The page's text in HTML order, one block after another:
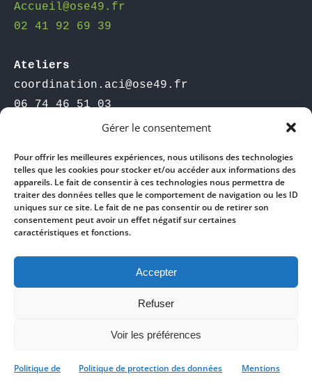
Gérer le consentement
Pour offrir les meilleures expériences, nous utilisons des technologies
telles que les cookies pour stocker et/ou accéder aux informations des
appareils. Le fait de consentir à ces technologies nous permettra de
traiter des données telles que le comportement de navigation ou les ID
uniques sur ce site. Le fait de ne pas consentir ou de retirer son
consentement peut avoir un effet négatif sur certaines
caractéristiques et fonctions.
Accepter
Refuser
Voir les préférences
Politique de Politique de protection des données Mentions
Accueil@ose49.fr
02 41 92 69 39
Ateliers
coordination.aci@ose49.fr
06 74 46 51 03
36, rue du Maréchal FOCH - Pouancé
Accueil physique, les mardi de 9h à 12h
et les jeudis de 9h à 12h et de 13h30 à
16h30
relationclients@ose49.fr
02 41 92 64 23
bas